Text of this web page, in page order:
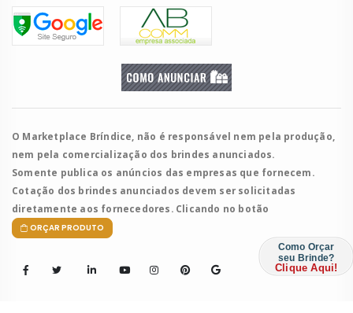
O Marketplace Bríndice, não é responsável nem pela produção,
nem pela comercialização dos brindes anunciados.
Somente publica os anúncios das empresas que fornecem.
Cotação dos brindes anunciados devem ser solicitadas
diretamente aos fornecedores. Clicando no botão
ORÇAR PRODUTO
Como Orçar
seu Brinde?
Clique Aqui!